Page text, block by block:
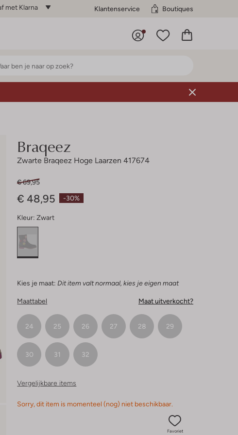
met Klarna Klantenservice Boutiques
Braqeez
Zwarte Braqeez Hoge Laarzen 417674
-30%
€ 69,95
€ 48,95
Kleur: Zwart
Kies je maat: Dit item valt normaal, kies je eigen maat
Maattabel Maat uitverkocht?
24 25 26 27 28 29
30 31 32
Vergelijkbare items
Sorry, dit item is momenteel (nog) niet beschikbaar.
Favoriet